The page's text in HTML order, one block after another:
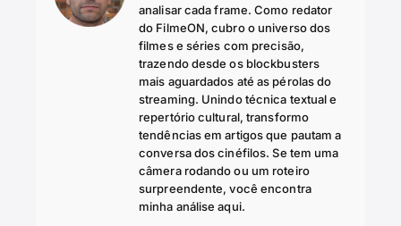
analisar cada frame. Como redator
do FilmeON, cubro o universo dos
filmes e séries com precisão,
trazendo desde os blockbusters
mais aguardados até as pérolas do
streaming. Unindo técnica textual e
repertório cultural, transformo
tendências em artigos que pautam a
conversa dos cinéfilos. Se tem uma
câmera rodando ou um roteiro
surpreendente, você encontra
minha análise aqui.